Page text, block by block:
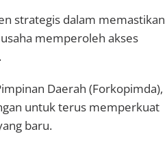
strategis dalam memastikan
memperoleh akses
Daerah (Forkopimda),
untuk terus memperkuat
baru.